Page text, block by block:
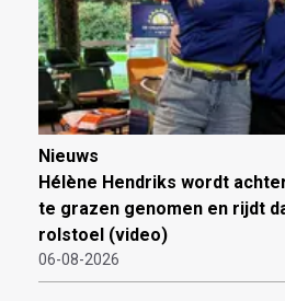
Nieuws
Hélène Hendriks wordt
te grazen genomen en rijdt
rolstoel (video)
06-08-2026